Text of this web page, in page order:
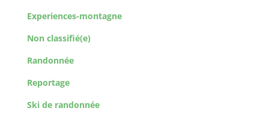
Experiences-montagne
Non classifié(e)
Randonnée
Reportage
Ski de randonnée